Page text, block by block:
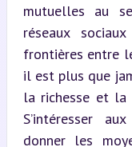
mutuelles au
réseaux
frontières entre
il est plus que
la richesse et la
S’intéresser
donner les